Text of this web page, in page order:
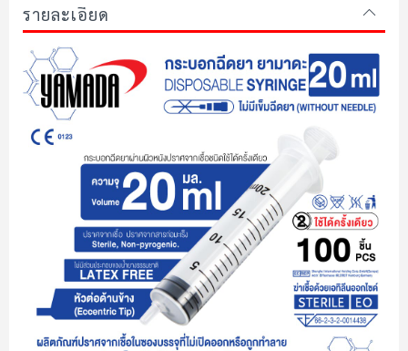
รายละเอียด